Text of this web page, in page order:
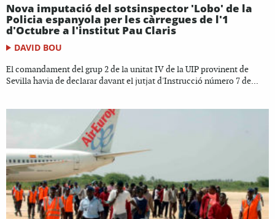
Nova imputació del sotsinspector 'Lobo' de la
Policia espanyola per les càrregues de l'1
d'Octubre a l'institut Pau Claris
DAVID BOU
El comandament del grup 2 de la unitat IV de la UIP provinent de
Sevilla havia de declarar davant el jutjat d'Instrucció número 7 de...